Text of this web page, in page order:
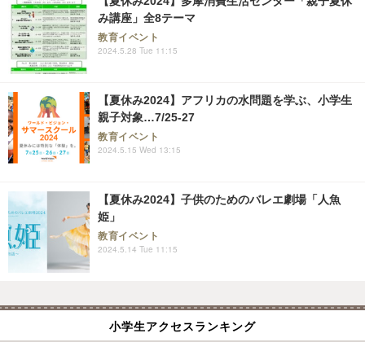
み講座」全8テーマ
教育イベント
2024.5.28 Tue 11:15
【夏休み2024】アフリカの水問題を学ぶ、小学生
親子対象…7/25-27
教育イベント
2024.5.15 Wed 13:15
【夏休み2024】子供のためのバレエ劇場「人魚
姫」
教育イベント
2024.5.14 Tue 11:15
小学生アクセスランキング